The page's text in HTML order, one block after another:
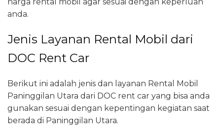
anda.
Jenis Layanan Rental Mobil dari
DOC Rent Car
Berikut ini adalah jenis dan layanan Rental Mobil
Paninggilan Utara dari DOC rent car yang bisa anda
gunakan sesuai dengan kepentingan kegiatan saat
berada di Paninggilan Utara.